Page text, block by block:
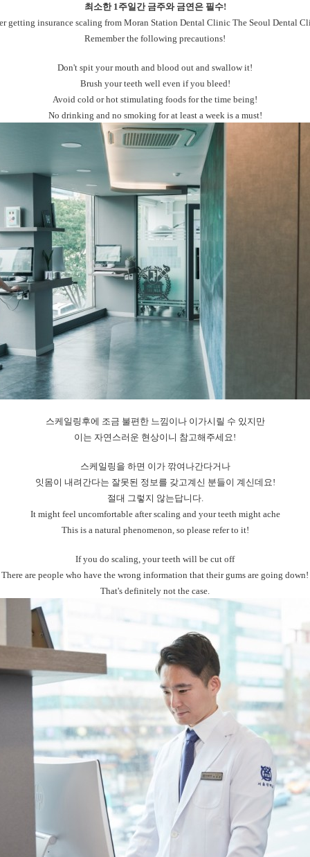
최소한 1주일간 금주와 금연은 필수!
getting insurance scaling from Moran Station Dental Clinic The Seoul Dental
Remember the following precautions!
Don't spit your mouth and blood out and swallow it!
Brush your teeth well even if you bleed!
Avoid cold or hot stimulating foods for the time being!
No drinking and no smoking for at least a week is a must!
스케일링후에 조금 불편한 느낌이나 이가시릴 수 있지만
이는 자연스러운 현상이니 참고해주세요!
스케일링을 하면 이가 깎여나간다거나
잇몸이 내려간다는 잘못된 정보를 갖고계신 분들이 계신데요!
절대 그렇지 않는답니다.
It might feel uncomfortable after scaling and your teeth might ache
This is a natural phenomenon, so please refer to it!
If you do scaling, your teeth will be cut off
There are people who have the wrong information that their gums are going down!
That's definitely not the case.